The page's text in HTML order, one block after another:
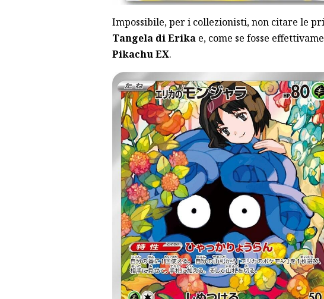
Impossibile, per i collezionisti, non citare le
Tangela di Erikae, come se fosse
Pikachu EX.